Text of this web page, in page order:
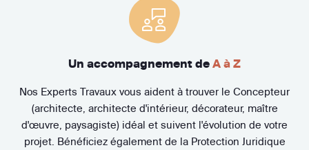
Un accompagnement de A à Z
Nos Experts Travaux vous aident à trouver le Concepteur
(architecte, architecte d'intérieur, décorateur, maître
d'œuvre, paysagiste) idéal et suivent l'évolution de votre
projet. Bénéficiez également de la Protection Juridique